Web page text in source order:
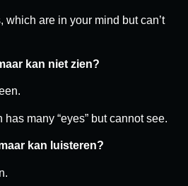
which are in your mind but can’t
kan niet zien?
has many “eyes” but cannot see.
kan luisteren?